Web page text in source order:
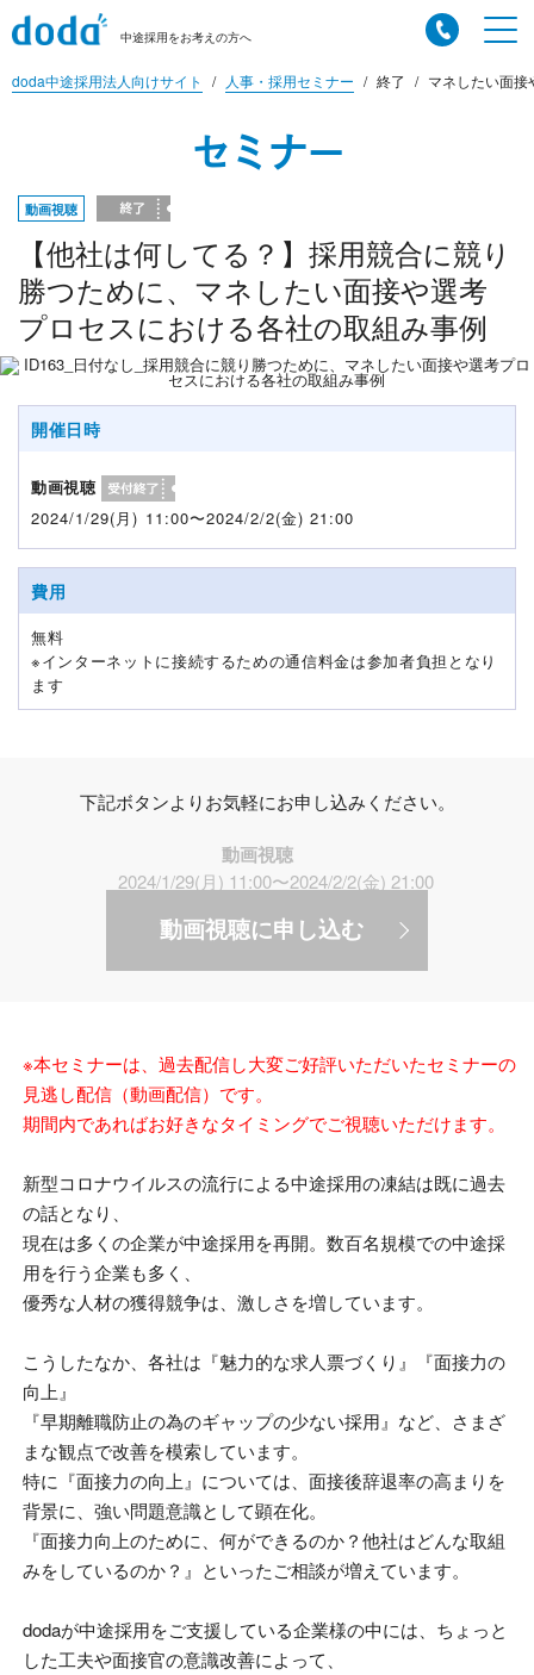
中途採用をお考えの方へ
doda中途採用法人向けサイト 人事・採用セミナー 終了 マネしたい面
セミナー
動画視聴
【他社は何してる？】採用競合に競り
勝つために、マネしたい面接や選考
プロセスにおける各社の取組み事例
開催日時
動画視聴
2024/1/29(月) 11:00〜2024/2/2(金) 21:00
費用
無料
※インターネットに接続するための通信料金は参加者負担となり
ます
下記ボタンよりお気軽にお申し込みください。
動画視聴
2024/1/29(月) 11:00〜2024/2/2(金) 21:00
動画視聴に申し込む
※本セミナーは、過去配信し大変ご好評いただいたセミナーの
見逃し配信（動画配信）です。
期間内であればお好きなタイミングでご視聴いただけます。
新型コロナウイルスの流行による中途採用の凍結は既に過去
の話となり、
現在は多くの企業が中途採用を再開。数百名規模での中途採
用を行う企業も多く、
優秀な人材の獲得競争は、激しさを増しています。
こうしたなか、各社は『魅力的な求人票づくり』『面接力の
向上』
『早期離職防止の為のギャップの少ない採用』など、さまざ
まな観点で改善を模索しています。
特に『面接力の向上』については、面接後辞退率の高まりを
背景に、強い問題意識として顕在化。
『面接力向上のために、何ができるのか？他社はどんな取組
みをしているのか？』といったご相談が増えています。
dodaが中途採用をご支援している企業様の中には、ちょっと
した工夫や面接官の意識改善によって、